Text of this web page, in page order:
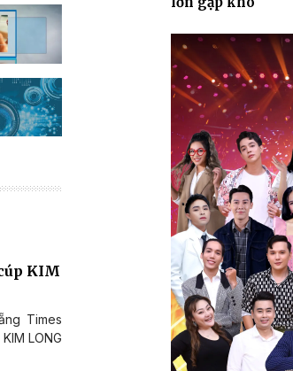
KIM
Times
LONG